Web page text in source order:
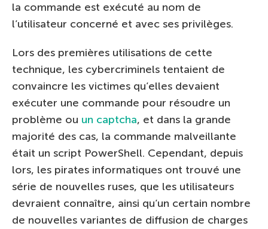
la commande est exécuté au nom de
l’utilisateur concerné et avec ses privilèges.
Lors des premières utilisations de cette
technique, les cybercriminels tentaient de
convaincre les victimes qu’elles devaient
exécuter une commande pour résoudre un
problème ou un captcha, et dans la grande
majorité des cas, la commande malveillante
était un script PowerShell. Cependant, depuis
lors, les pirates informatiques ont trouvé une
série de nouvelles ruses, que les utilisateurs
devraient connaître, ainsi qu’un certain nombre
de nouvelles variantes de diffusion de charges